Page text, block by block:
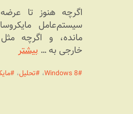
اگرچه هنوز تا
سیستم‌عامل
مانده، و اگرچه
خارجی به …بیشتر
Windows 8، تحلیل،